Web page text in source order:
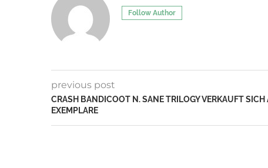
Follow Author
previous post
CRASH BANDICOOT N. SANE TRILOGY VERKAUFT
EXEMPLARE